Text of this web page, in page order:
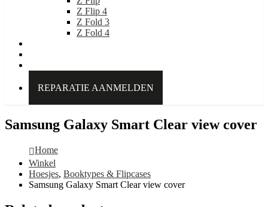
Z Flip 4
Z Fold 3
Z Fold 4
REPARATIE AANMELDEN
Samsung Galaxy Smart Clear view cover
Home
Winkel
Hoesjes, Booktypes & Flipcases
Samsung Galaxy Smart Clear view cover